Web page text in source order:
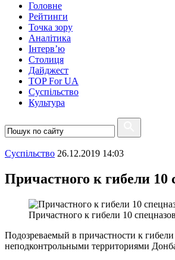
Головне
Рейтинги
Точка зору
Аналітика
Інтерв’ю
Столиця
Дайджест
TOP For UA
Суспiльство
Культура
Суспiльство 26.12.2019 14:03
Причастного к гибели 10
Причастного к гибели 10
Подозреваемый в причастности к
неподконтрольными территориями